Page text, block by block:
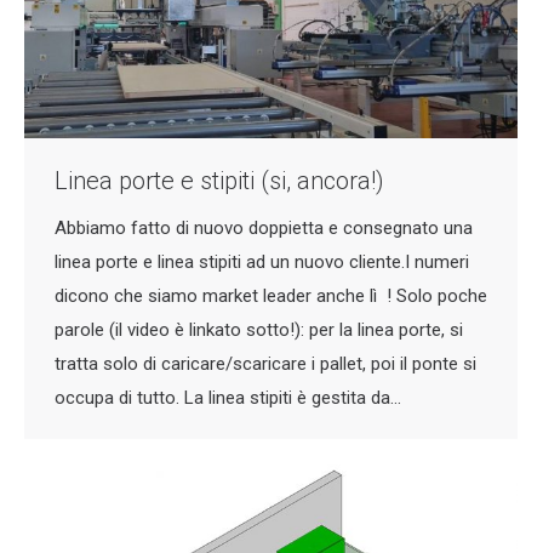
Linea porte e stipiti (si, ancora!)
Abbiamo fatto di nuovo doppietta e consegnato una
linea porte e linea stipiti ad un nuovo cliente.I numeri
dicono che siamo market leader anche lì ! Solo poche
parole (il video è linkato sotto!): per la linea porte, si
tratta solo di caricare/scaricare i pallet, poi il ponte si
occupa di tutto. La linea stipiti è gestita da…